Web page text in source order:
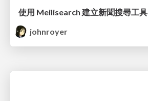
使用 Meilisearch 建立新聞搜尋工具
johnroyer